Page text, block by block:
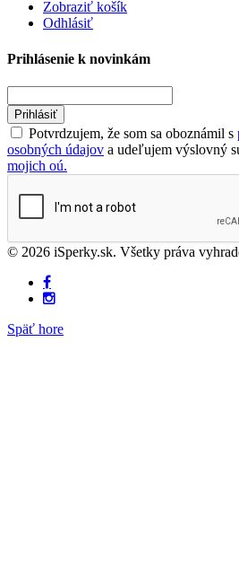
Zobraziť košík
Odhlásiť
Prihlásenie k novinkám
Prihlásiť
Potvrdzujem, že som sa oboznámil s
osobných údajov a udeľujem výslovný
mojich oú.
© 2026 iSperky.sk. Všetky práva
Späť hore